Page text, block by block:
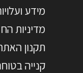
מידע
מדיניות
תקנון
קנייה